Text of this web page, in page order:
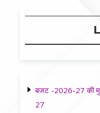
बजट -2026-27 की
27